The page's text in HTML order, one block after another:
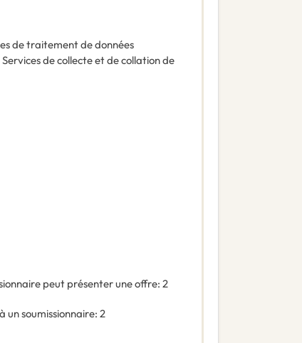
de traitement de données
Services de collecte et de collation de
peut présenter une offre: 2
soumissionnaire: 2